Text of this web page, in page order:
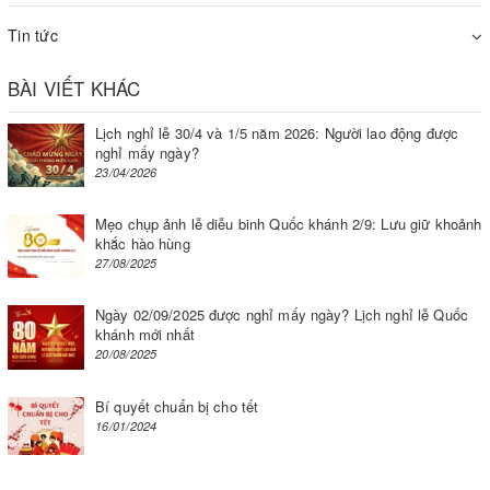
mát, tránh độ ẩm, lạnh quá hoặc nóng quá.
Tin tức
BÀI VIẾT KHÁC
Lịch nghỉ lễ 30/4 và 1/5 năm 2026: Người lao động được
nghỉ mấy ngày?
23/04/2026
Mẹo chụp ảnh lễ diễu binh Quốc khánh 2/9: Lưu giữ khoảnh
khắc hào hùng
27/08/2025
Ngày 02/09/2025 được nghỉ mấy ngày? Lịch nghỉ lễ Quốc
khánh mới nhất
20/08/2025
Bí quyết chuẩn bị cho tết
16/01/2024